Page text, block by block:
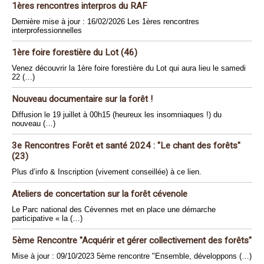
1ères rencontres interpros du RAF
Dernière mise à jour : 16/02/2026 Les 1ères rencontres
interprofessionnelles
1ère foire forestière du Lot (46)
Venez découvrir la 1ère foire forestière du Lot qui aura lieu le samedi
22 (…)
Nouveau documentaire sur la forêt !
Diffusion le 19 juillet à 00h15 (heureux les insomniaques !) du
nouveau (…)
3e Rencontres Forêt et santé 2024 : "Le chant des forêts"
(23)
Plus d’info & Inscription (vivement conseillée) à ce lien.
Ateliers de concertation sur la forêt cévenole
Le Parc national des Cévennes met en place une démarche
participative « la (…)
5ème Rencontre "Acquérir et gérer collectivement des forêts"
Mise à jour : 09/10/2023 5ème rencontre "Ensemble, développons (…)